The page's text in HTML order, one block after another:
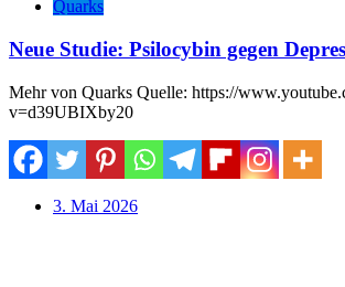
Quarks
Neue Studie: Psilocybin gegen
Mehr von Quarks Quelle: https://
v=d39UBIXby20
3. Mai 2026